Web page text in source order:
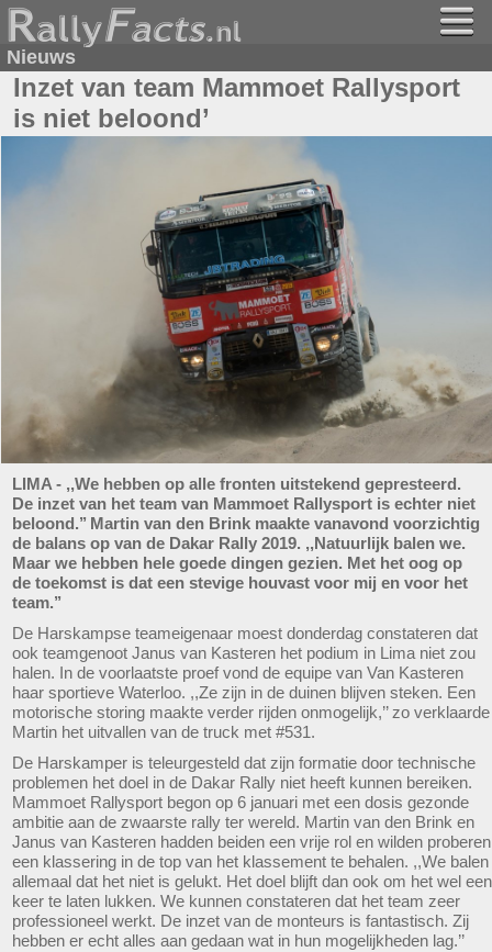
Nieuws
Inzet van team Mammoet Rallysport
is niet beloond’
LIMA - ,,We hebben op alle fronten uitstekend gepresteerd.
De inzet van het team van Mammoet Rallysport is echter niet
beloond.’’ Martin van den Brink maakte vanavond voorzichtig
de balans op van de Dakar Rally 2019. ,,Natuurlijk balen we.
Maar we hebben hele goede dingen gezien. Met het oog op
de toekomst is dat een stevige houvast voor mij en voor het
team.’’
De Harskampse teameigenaar moest donderdag constateren dat
ook teamgenoot Janus van Kasteren het podium in Lima niet zou
halen. In de voorlaatste proef vond de equipe van Van Kasteren
haar sportieve Waterloo. ,,Ze zijn in de duinen blijven steken. Een
motorische storing maakte verder rijden onmogelijk,’’ zo verklaarde
Martin het uitvallen van de truck met #531.
De Harskamper is teleurgesteld dat zijn formatie door technische
problemen het doel in de Dakar Rally niet heeft kunnen bereiken.
Mammoet Rallysport begon op 6 januari met een dosis gezonde
ambitie aan de zwaarste rally ter wereld. Martin van den Brink en
Janus van Kasteren hadden beiden een vrije rol en wilden proberen
een klassering in de top van het klassement te behalen. ,,We balen
allemaal dat het niet is gelukt. Het doel blijft dan ook om het wel een
keer te laten lukken. We kunnen constateren dat het team zeer
professioneel werkt. De inzet van de monteurs is fantastisch. Zij
hebben er echt alles aan gedaan wat in hun mogelijkheden lag.’’